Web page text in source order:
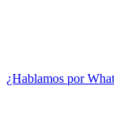
¿Hablamos por